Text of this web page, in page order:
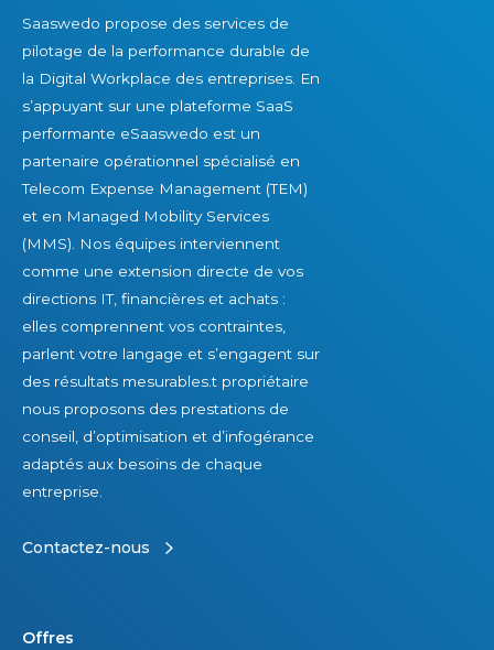
Saaswedo propose des services de
pilotage de la performance durable de
la Digital Workplace des entreprises. En
s’appuyant sur une plateforme SaaS
performante eSaaswedo est un
partenaire opérationnel spécialisé en
Telecom Expense Management (TEM)
et en Managed Mobility Services
(MMS). Nos équipes interviennent
comme une extension directe de vos
directions IT, financières et achats :
elles comprennent vos contraintes,
parlent votre langage et s’engagent sur
des résultats mesurables.t propriétaire
nous proposons des prestations de
conseil, d’optimisation et d’infogérance
adaptés aux besoins de chaque
entreprise.
Contactez-nous
Offres